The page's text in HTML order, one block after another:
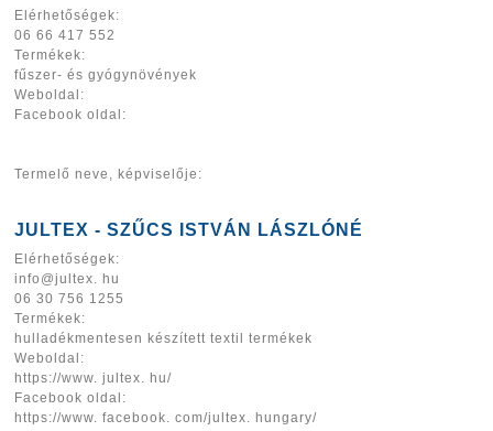
Elérhetőségek:
06 66 417 552
Termékek:
fűszer- és gyógynövények
Weboldal:
Facebook oldal:
Termelő neve, képviselője:
JULTEX - SZŰCS ISTVÁN LÁSZLÓNÉ
Elérhetőségek:
info@jultex. hu
06 30 756 1255
Termékek:
hulladékmentesen készített textil termékek
Weboldal:
https://www. jultex. hu/
Facebook oldal:
https://www. facebook. com/jultex. hungary/